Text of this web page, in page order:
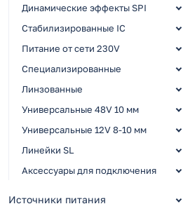
Динамические эффекты SPI
Стабилизированные IC
Питание от сети 230V
Специализированные
Линзованные
Универсальные 48V 10 мм
Универсальные 12V 8-10 мм
Линейки SL
Аксессуары для подключения
Источники питания